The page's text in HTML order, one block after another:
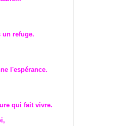
un refuge.
l'espérance.
qui fait vivre.